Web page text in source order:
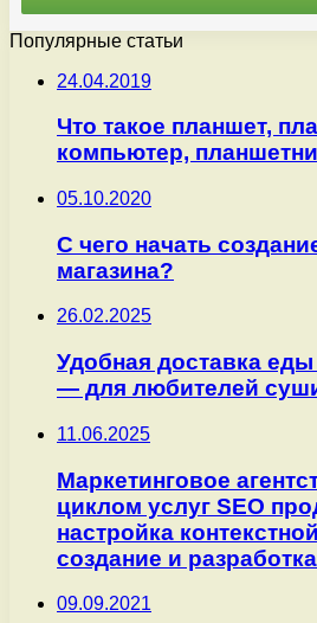
Популярные статьи
24.04.2019
Что такое планшет,
компьютер,
05.10.2020
С чего начать
магазина?
26.02.2025
Удобная доставка
— для любителей
11.06.2025
Маркетинговое
циклом услуг SEO
настройка
создание и
09.09.2021